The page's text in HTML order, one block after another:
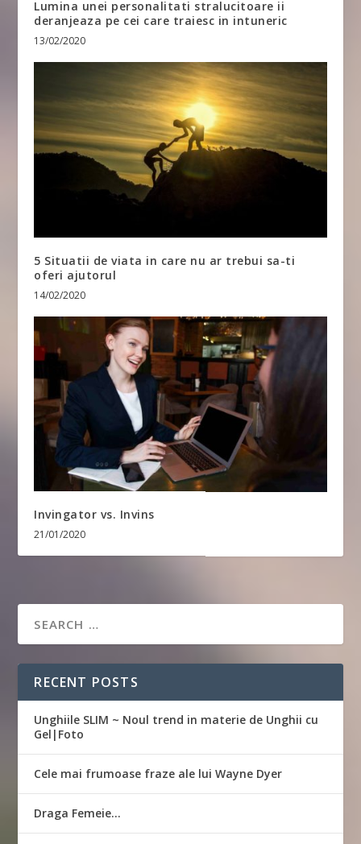
Lumina unei personalitati stralucitoare ii
deranjeaza pe cei care traiesc in intuneric
13/02/2020
5 Situatii de viata in care nu ar trebui sa-ti
oferi ajutorul
14/02/2020
Invingator vs. Invins
21/01/2020
RECENT POSTS
Unghiile SLIM ~ Noul trend in materie de Unghii cu
Gel|Foto
Cele mai frumoase fraze ale lui Wayne Dyer
Draga Femeie…